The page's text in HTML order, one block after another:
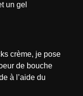
un gel
crème, je pose
de bouche
à l’aide du